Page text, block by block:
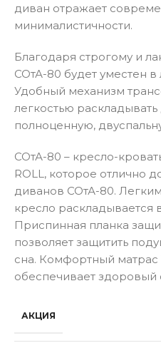
диван отражает
минималистичности.
Благодаря строгому и
СОтА-80 будет уместен
Удобный механизм
легкостью
полноценную,
СОтА-80 – кресло-
ROLL, которое отлично
диванов СОтА-80.
кресло раскладывается
Приспинная планка
позволяет защитить
сна. Комфортный матрас
обеспечивает здоровый
АКЦИЯ